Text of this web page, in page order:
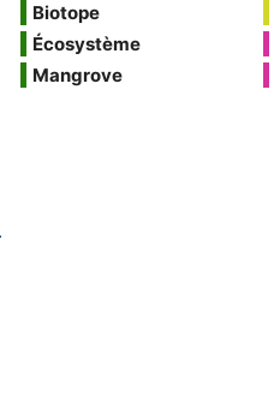
Biotope
Écosystème
Mangrove